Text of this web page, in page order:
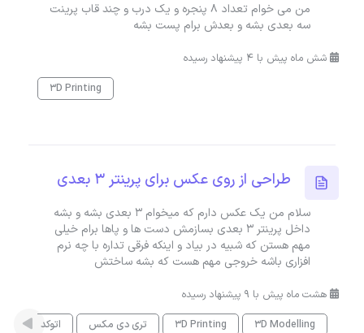
من می خوام تعداد 8 پنجره و یک درب و چند قاب پرینت
سه بعدی بشه و بعدش برام پست بشه
شش ماه پیش با 4 پیشنهاد رسیده
3D Printing
طراحی از روی عکس برای پرینتر ۳ بعدی
سلام من یک عکس دارم که میخوام ۳ بعدی بشه و بشه
داخل پرینتر ۳ بعدی بسازمش دست ها و پاها برام خیلی
مهم هستن که شبیه در بیاد و اینکه فرقی تداره با چه نرم
افزاری باشه خروجی مهم هست که بشه ساختش
هشت ماه پیش با 9 پیشنهاد رسیده
3D Modelling
3D Printing تری دی مکس اتوکد